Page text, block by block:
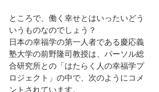
ところで、働く幸せとはいったいどう
いうものなのでしょう？
日本の幸福学の第一人者である慶応義
塾大学の前野隆司教授は、パーソル総
合研究所との「はたらく人の幸福学プ
ロジェクト」の中で、次のようにコメ
ントされています。